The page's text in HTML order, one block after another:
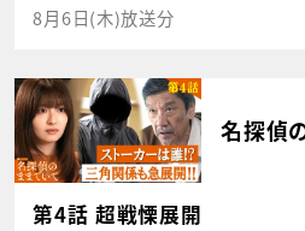
8月6日(木)放送分
名探偵
第4話 超戦慄展開